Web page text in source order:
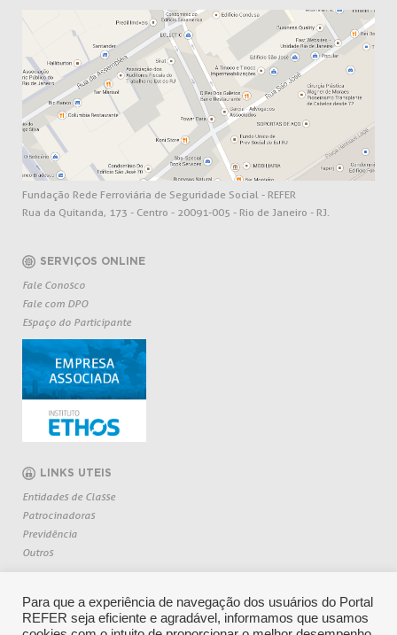
Fundação Rede Ferroviária de Seguridade Social - REFER
Rua da Quitanda, 173 - Centro - 20091-005 - Rio de Janeiro - RJ.
SERVIÇOS ONLINE
Fale Conosco
Fale com DPO
Espaço do Participante
LINKS UTEIS
Entidades de Classe
Patrocinadoras
Previdência
Outros
Para que a experiência de navegação dos usuários do Portal
REFER seja eficiente e agradável, informamos que usamos